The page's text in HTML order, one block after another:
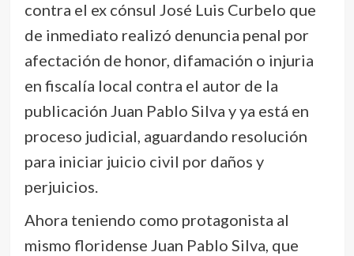
contra el ex cónsul José Luis Curbelo que
de inmediato realizó denuncia penal por
afectación de honor, difamación o injuria
en fiscalía local contra el autor de la
publicación Juan Pablo Silva y ya está en
proceso judicial, aguardando resolución
para iniciar juicio civil por daños y
perjuicios.
Ahora teniendo como protagonista al
mismo floridense Juan Pablo Silva, que